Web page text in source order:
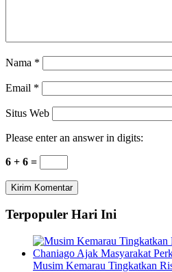
Nama *
Email *
Situs Web
Please enter an answer in digits:
6 + 6 =
Terpopuler Hari Ini
Musim Kemarau Tingkatkan